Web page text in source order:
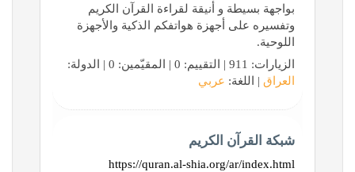
بواجهة بسيطة و أنيقة لقراءة القرآن الكريم
وتفسيره على أجهزة هواتفكم الذكية والأجهزة
اللوحية.
الزيارات: 911 | التقييم: 0 | المقيّمين: 0 | الدولة:
العراق | اللغة: عربي
شبكة القرآن الكريم
https://quran.al-shia.org/ar/index.html